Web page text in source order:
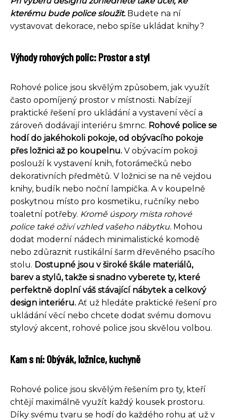
kterému bude police sloužit.Budete na ní
vystavovat dekorace, nebo spíše ukládat knihy?
Výhody rohových polic: Prostor a styl
Rohové police jsou skvělým způsobem, jak využít
často opomíjený prostor v místnosti. Nabízejí
praktické řešení pro ukládání a vystavení věcí a
zároveň dodávají interiéru šmrnc. Rohové police se
hodí do jakéhokoli pokoje, od obývacího pokoje
přes ložnici až po koupelnu. V obývacím pokoji
poslouží k vystavení knih, fotorámečků nebo
dekorativních předmětů. V ložnici se na ně vejdou
knihy, budík nebo noční lampička. A v koupelně
poskytnou místo pro kosmetiku, ručníky nebo
toaletní potřeby. Kromě úspory místa rohové
police také oživí vzhled vašeho nábytku. Mohou
dodat moderní nádech minimalistické komodě
nebo zdůraznit rustikální šarm dřevěného psacího
stolu. Dostupné jsou v široké škále materiálů,
barev a stylů, takže si snadno vyberete ty, které
perfektně doplní váš stávající nábytek a celkový
design interiéru. Ať už hledáte praktické řešení pro
ukládání věcí nebo chcete dodat svému domovu
stylový akcent, rohové police jsou skvělou volbou.
Kam s ní: Obývák, ložnice, kuchyně
Rohové police jsou skvělým řešením pro ty, kteří
chtějí maximálně využít každý kousek prostoru.
Díky svému tvaru se hodí do každého rohu ať už v